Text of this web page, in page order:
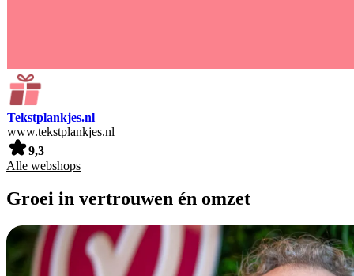
Tekstplankjes.nl
www.tekstplankjes.nl
9,3
Alle webshops
Groei in vertrouwen én omzet